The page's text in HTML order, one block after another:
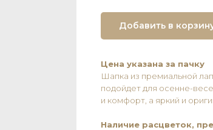
Добавить в
Цена указана за пачку
Шапка из премиальной
подойдет для осенне-
и комфорт, а яркий и
Наличие расцветок,